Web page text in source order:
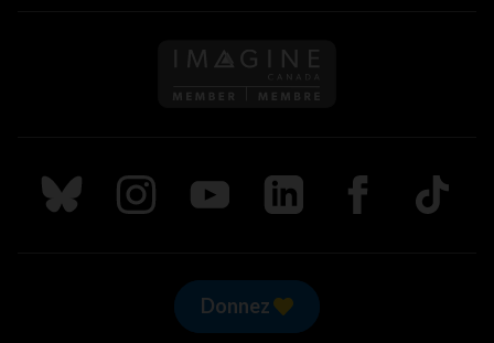
Suivez nous sur Bluesky
Suivez nous sur Instagram
Suivez nous sur Youtube
Suivez nous sur LinkedIn
Suivez nous sur
TikTok
Donnez